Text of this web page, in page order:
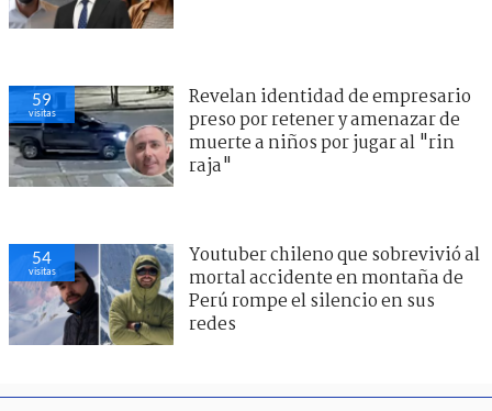
59
visitas
Revelan identidad de empresario
preso por retener y amenazar de
muerte a niños por jugar al "rin
raja"
54
visitas
Youtuber chileno que sobrevivió al
mortal accidente en montaña de
Perú rompe el silencio en sus
redes